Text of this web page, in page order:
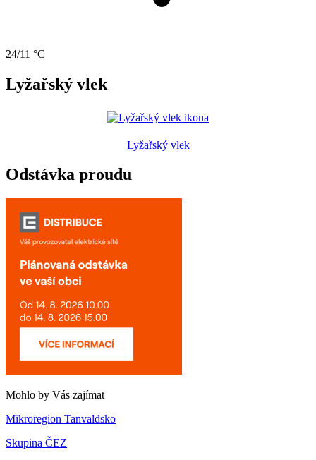
24/11 °C
Lyžařský vlek
Lyžařský vlek
Odstávka proudu
Mohlo by Vás zajímat
Mikroregion Tanvaldsko
Skupina ČEZ